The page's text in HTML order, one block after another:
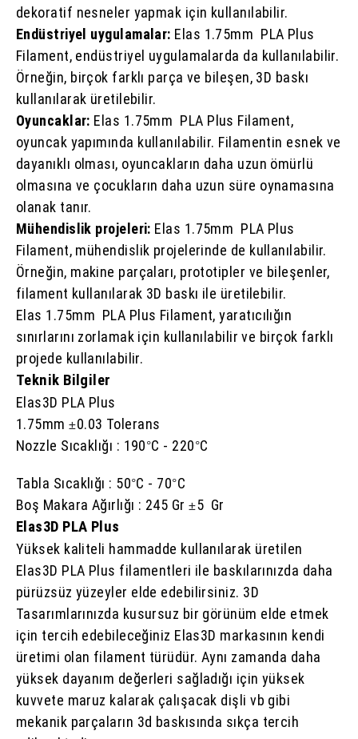
dekoratif nesneler yapmak için kullanılabilir.
Endüstriyel uygulamalar: Elas 1.75mm PLA Plus
Filament, endüstriyel uygulamalarda da kullanılabilir.
Örneğin, birçok farklı parça ve bileşen, 3D baskı
kullanılarak üretilebilir.
Oyuncaklar: Elas 1.75mm PLA Plus Filament,
oyuncak yapımında kullanılabilir. Filamentin esnek ve
dayanıklı olması, oyuncakların daha uzun ömürlü
olmasına ve çocukların daha uzun süre oynamasına
olanak tanır.
Mühendislik projeleri: Elas 1.75mm PLA Plus
Filament, mühendislik projelerinde de kullanılabilir.
Örneğin, makine parçaları, prototipler ve bileşenler,
filament kullanılarak 3D baskı ile üretilebilir.
Elas 1.75mm PLA Plus Filament, yaratıcılığın
sınırlarını zorlamak için kullanılabilir ve birçok farklı
projede kullanılabilir.
Teknik Bilgiler
Elas3D PLA Plus
1.75mm±0.03 Tolerans
Nozzle Sıcaklığı : 190°C - 220°C
Tabla Sıcaklığı : 50°C - 70°C
Boş Makara Ağırlığı : 245 Gr±5 Gr
Elas3D PLA Plus
Yüksek kaliteli hammadde kullanılarak üretilen
Elas3D PLA Plus filamentleri ile baskılarınızda daha
pürüzsüz yüzeyler elde edebilirsiniz. 3D
Tasarımlarınızda kusursuz bir görünüm elde etmek
için tercih edebileceğiniz Elas3D markasının kendi
üretimi olan filament türüdür. Aynı zamanda daha
yüksek dayanım değerleri sağladığı için yüksek
kuvvete maruz kalarak çalışacak dişli vb gibi
mekanik parçaların 3d baskısında sıkça tercih